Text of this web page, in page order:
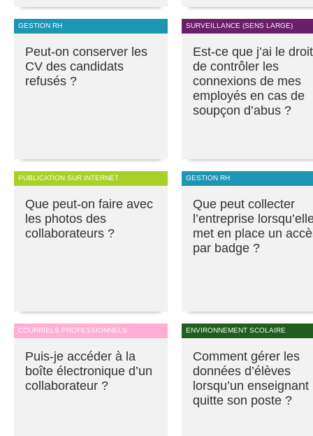
GESTION RH
Peut-on conserver les
CV des candidats
refusés ?
SURVEILLANCE (SENS LARGE)
Est-ce que j’ai le droit
de contrôler les
connexions de mes
employés en cas de
soupçon d’abus ?
PUBLICATION SUR INTERNET
Que peut-on faire avec
les photos des
collaborateurs ?
GESTION RH
Que peut collecter
l’entreprise
met en place un
par badge ?
COURRIELS PROFESSIONNELS
Puis-je accéder à la
boîte électronique d’un
collaborateur ?
ENVIRONNEMENT SCOLAIRE
Comment gérer les
données d’élèves
lorsqu’un enseignant
quitte son poste ?